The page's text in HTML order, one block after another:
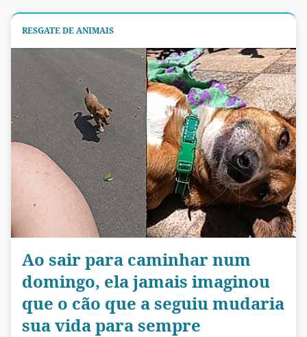
RESGATE DE ANIMAIS
Ao sair para caminhar num
domingo, ela jamais imaginou
que o cão que a seguiu mudaria
sua vida para sempre